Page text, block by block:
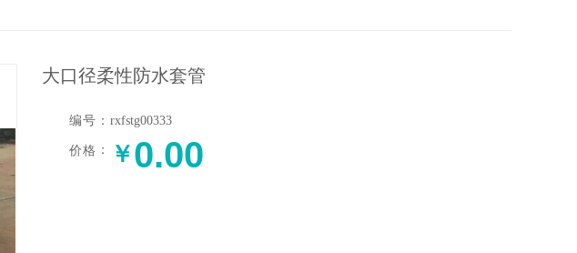
大口径柔性防水套管
编号 ： rxfstg00333
价格 ： ￥0.00